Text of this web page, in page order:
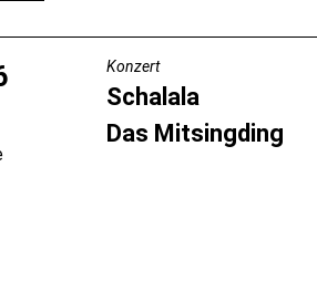
Konzert
Schalala
Das Mitsingding